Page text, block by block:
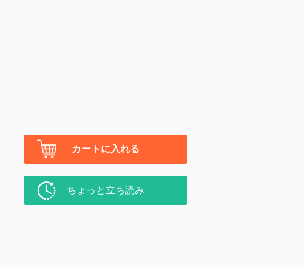
カートに入れる
ちょっと立ち読み